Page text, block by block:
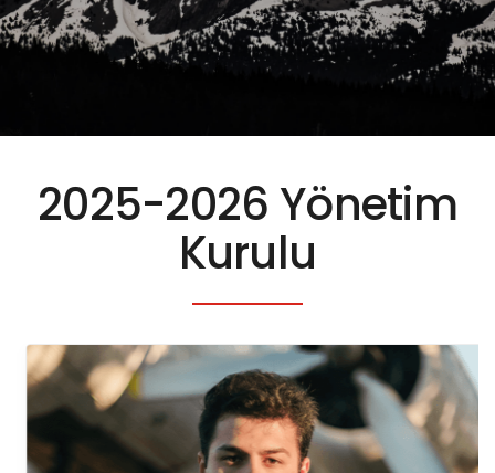
SPONSORLAR
2025-2026 Yönetim
Kurulu